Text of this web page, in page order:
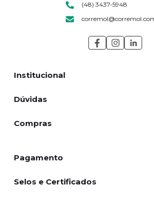
Institucional
Dúvidas
Compras
(48) 3437-5948
Pagamento
Selos e Certificados